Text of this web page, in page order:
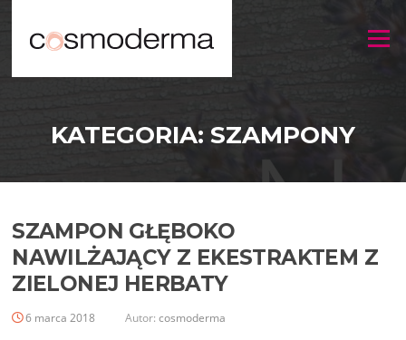
Menu
KATEGORIA: SZAMPONY
SZAMPON GŁĘBOKO
NAWILŻAJĄCY Z EKESTRAKTEM Z
ZIELONEJ HERBATY
6 marca 2018 Autor:cosmoderma